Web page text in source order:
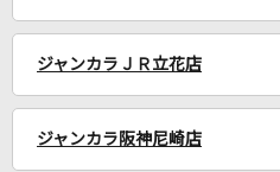
マシュマロ(ビデオクリッ
DECO*27
ジャンカラＪＲ立花店
ジャンカラ阪神尼崎店